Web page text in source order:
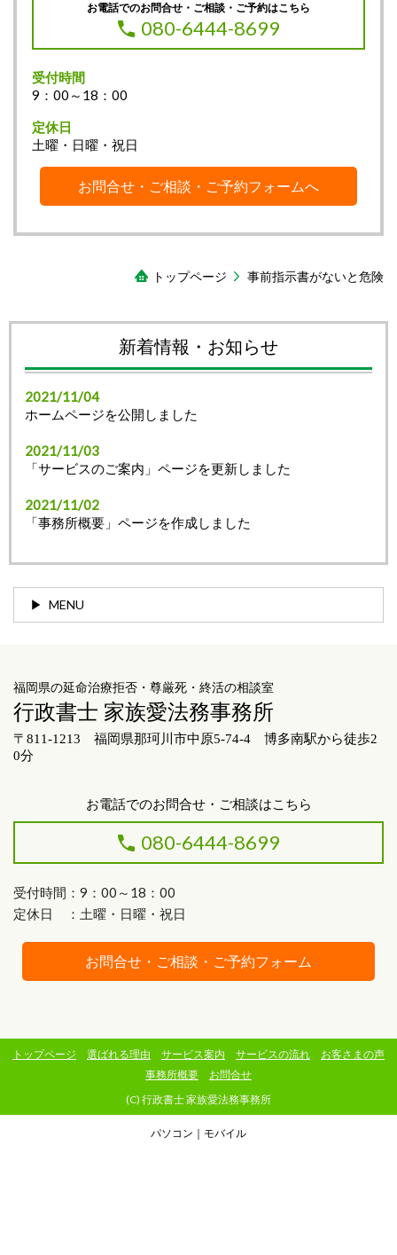
お電話でのお問合せ・ご相談・ご予約はこちら
080-6444-8699
受付時間
9：00～18：00
定休日
土曜・日曜・祝日
お問合せ・ご相談・ご予約フォームへ
トップページ 事前指示書がないと危険
新着情報・お知らせ
2021/11/04
ホームページを公開しました
2021/11/03
「サービスのご案内」ページを更新しました
2021/11/02
「事務所概要」ページを作成しました
MENU
福岡県の延命治療拒否・尊厳死・終活の相談室
行政書士 家族愛法務事務所
〒811-1213 福岡県那珂川市中原5-74-4 博多南駅から徒歩2
0分
お電話でのお問合せ・ご相談はこちら
080-6444-8699
受付時間：9：00～18：00
定休日 ：土曜・日曜・祝日
お問合せ・ご相談・ご予約フォーム
(C) 行政書士 家族愛法務事務所
トップページ 選ばれる理由 サービス案内 サービスの流れ
お客さまの声
事務所概要
お問合せ
パソコン ｜モバイル